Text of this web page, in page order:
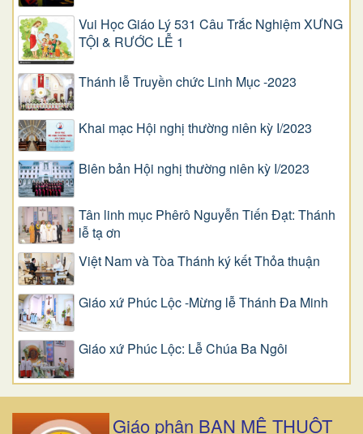
Vui Học Giáo Lý 531 Câu Trắc Nghiệm XƯNG
TỘI & RƯỚC LỄ 1
Thánh lễ Truyền chức Linh Mục -2023
Khai mạc Hội nghị thường niên kỳ I/2023
Biên bản Hội nghị thường niên kỳ I/2023
Tân linh mục Phêrô Nguyễn Tiến Đạt: Thánh
lễ tạ ơn
Việt Nam và Tòa Thánh ký kết Thỏa thuận
Giáo xứ Phúc Lộc -Mừng lễ Thánh Đa Minh
Giáo xứ Phúc Lộc: Lễ Chúa Ba Ngôi
Giáo phận BAN MÊ THUỘT